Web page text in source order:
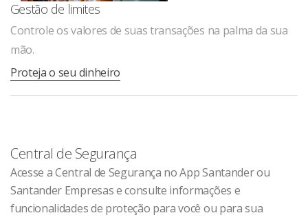
Gestão de limites
Controle os valores de suas transações na palma da sua
mão.
Proteja o seu dinheiro
Central de Segurança
Acesse a Central de Segurança no App Santander ou
Santander Empresas e consulte informações e
funcionalidades de proteção para você ou para sua